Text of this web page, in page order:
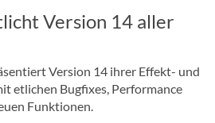
Version 14 aller
Version 14 ihrer Effekt- und
etlichen Bugfixes, Performance
Funktionen.